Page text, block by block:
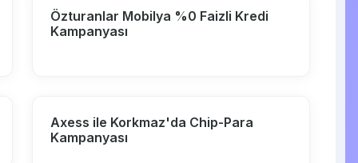
Özturanlar Mobilya %0 Faizli Kredi
Kampanyası
Axess ile Korkmaz'da Chip-Para
Kampanyası